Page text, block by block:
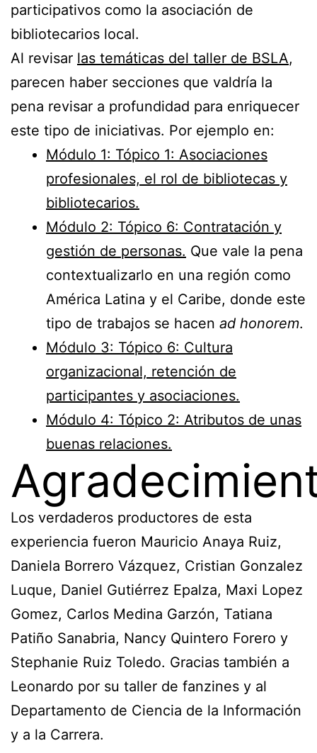
participativos como la asociación de
bibliotecarios local.
Al revisar las temáticas del taller de BSLA,
parecen haber secciones que valdría la
pena revisar a profundidad para enriquecer
este tipo de iniciativas. Por ejemplo en:
Módulo 1: Tópico 1: Asociaciones
profesionales, el rol de bibliotecas y
bibliotecarios.
Módulo 2: Tópico 6: Contratación y
gestión de personas. Que vale la pena
contextualizarlo en una región como
América Latina y el Caribe, donde este
tipo de trabajos se hacen ad honorem.
Módulo 3: Tópico 6: Cultura
organizacional, retención de
participantes y asociaciones.
Módulo 4: Tópico 2: Atributos de unas
buenas relaciones.
Los verdaderos productores de esta
experiencia fueron Mauricio Anaya Ruiz,
Daniela Borrero Vázquez, Cristian Gonzalez
Luque, Daniel Gutiérrez Epalza, Maxi Lopez
Gomez, Carlos Medina Garzón, Tatiana
Patiño Sanabria, Nancy Quintero Forero y
Stephanie Ruiz Toledo. Gracias también a
Leonardo por su taller de fanzines y al
Departamento de Ciencia de la Información
y a la Carrera.